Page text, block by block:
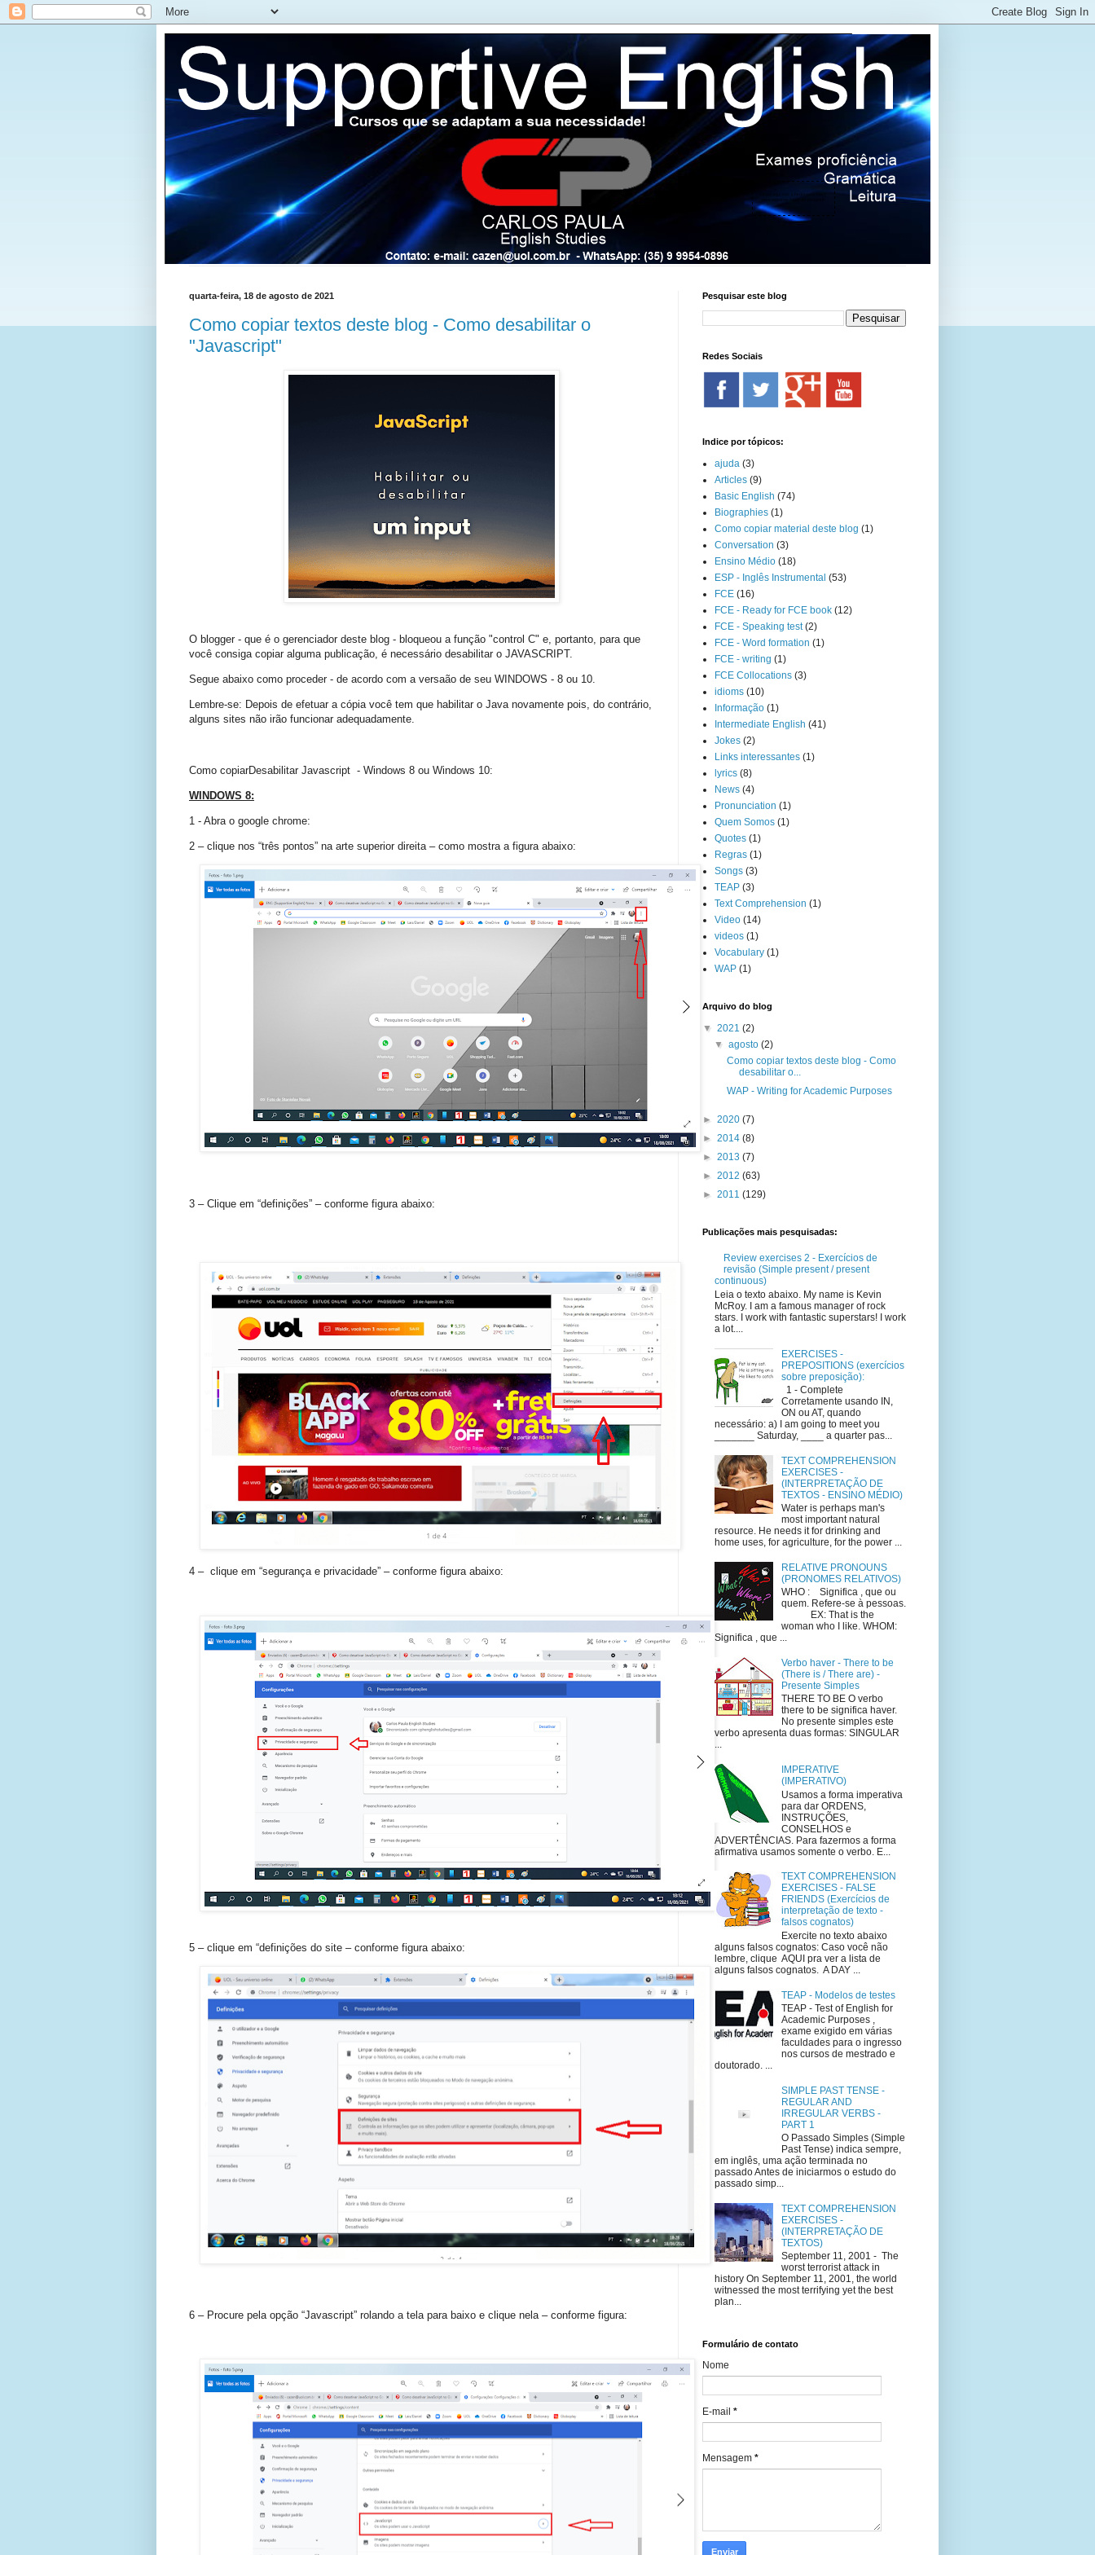
quarta-feira, 18 de agosto de 2021
Como copiar textos deste blog - Como desabilitar o
"Javascript"
O blogger - que é o gerenciador deste blog - bloqueou a função "control C" e, portanto, para que
você consiga copiar alguma publicação, é necessário desabilitar o JAVASCRIPT.
Segue abaixo como proceder - de acordo com a versaão de seu WINDOWS - 8 ou 10.
Lembre-se: Depois de efetuar a cópia você tem que habilitar o Java novamente pois, do contrário,
alguns sites não irão funcionar adequadamente.
Como copiarDesabilitar Javascript - Windows 8 ou Windows 10:
WINDOWS 8:
1 - Abra o google chrome:
2 – clique nos “três pontos” na arte superior direita – como mostra a figura abaixo:
3 – Clique em “definições” – conforme figura abaixo:
4 – clique em “segurança e privacidade” – conforme figura abaixo:
5 – clique em “definições do site – conforme figura abaixo:
6 – Procure pela opção “Javascript” rolando a tela para baixo e clique nela – conforme figura:
Pesquisar este blog
Redes Sociais
Indice por tópicos:
ajuda (3)
Articles (9)
Basic English (74)
Biographies (1)
Como copiar material deste blog (1)
Conversation (3)
Ensino Médio (18)
ESP - Inglês Instrumental (53)
FCE (16)
FCE - Ready for FCE book (12)
FCE - Speaking test (2)
FCE - Word formation (1)
FCE - writing (1)
FCE Collocations (3)
idioms (10)
Informação (1)
Intermediate English (41)
Jokes (2)
Links interessantes (1)
lyrics (8)
News (4)
Pronunciation (1)
Quem Somos (1)
Quotes (1)
Regras (1)
Songs (3)
TEAP (3)
Text Comprehension (1)
Video (14)
videos (1)
Vocabulary (1)
WAP (1)
Arquivo do blog
▼ 2021 (2)
▼agosto(2)
Como copiar textos deste blog - Como
desabilitar o...
WAP - Writing for Academic Purposes
► 2020 (7)
► 2014 (8)
► 2013 (7)
► 2012 (63)
► 2011 (129)
Publicações mais pesquisadas:
Review exercises 2 - Exercícios de
revisão (Simple present / present
continuous)
Leia o texto abaixo. My name is Kevin
McRoy. I am a famous manager of rock
stars. I work with fantastic superstars! I work
a lot....
EXERCISES -
PREPOSITIONS (exercícios
sobre preposição):
1 - Complete
Corretamente usando IN,
ON ou AT, quando
necessário: a) I am going to meet you
_______ Saturday, ____ a quarter pas...
TEXT COMPREHENSION
EXERCISES -
(INTERPRETAÇÃO DE
TEXTOS - ENSINO MÉDIO)
Water is perhaps man's
most important natural
resource. He needs it for drinking and
home uses, for agriculture, for the power ...
RELATIVE PRONOUNS
(PRONOMES RELATIVOS)
WHO : Significa , que ou
quem. Refere-se à pessoas.
EX: That is the
woman who I like. WHOM:
Significa , que ...
Verbo haver - There to be
(There is / There are) -
Presente Simples
THERE TO BE O verbo
there to be significa haver.
No presente simples este
verbo apresenta duas formas: SINGULAR
...
IMPERATIVE
(IMPERATIVO)
Usamos a forma imperativa
para dar ORDENS,
INSTRUÇÕES,
CONSELHOS e
ADVERTÊNCIAS. Para fazermos a forma
afirmativa usamos somente o verbo. E...
TEXT COMPREHENSION
EXERCISES - FALSE
FRIENDS (Exercícios de
interpretação de texto -
falsos cognatos)
Exercite no texto abaixo
alguns falsos cognatos: Caso você não
lembre, clique AQUI pra ver a lista de
alguns falsos cognatos. A DAY ...
TEAP - Modelos de testes
TEAP - Test of English for
Academic Purposes ,
exame exigido em várias
faculdades para o ingresso
nos cursos de mestrado e
doutorado. ...
SIMPLE PAST TENSE -
REGULAR AND
IRREGULAR VERBS -
PART 1
O Passado Simples (Simple
Past Tense) indica sempre,
em inglês, uma ação terminada no
passado Antes de iniciarmos o estudo do
passado simp...
TEXT COMPREHENSION
EXERCISES -
(INTERPRETAÇÃO DE
TEXTOS)
September 11, 2001 - The
worst terrorist attack in
history On September 11, 2001, the world
witnessed the most terrifying yet the best
plan...
Formulário de contato
Nome
E-mail *
Mensagem *